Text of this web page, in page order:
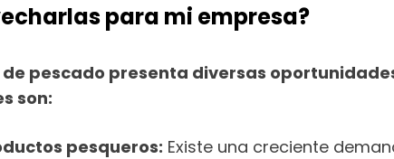
para mi empresa?
pescado presenta diversas
son:
pesqueros: Existe una creciente